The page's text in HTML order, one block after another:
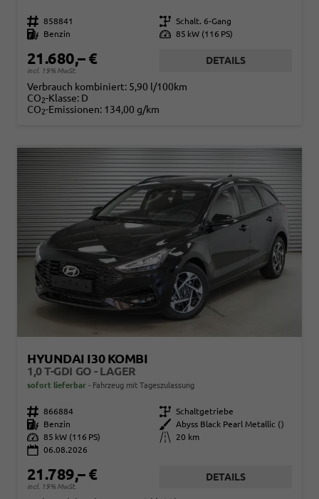
Fahrzeugnr. 858841 Getriebe Schalt. 6-Gang
Kraftstoff
Benzin Leistung 85 kW (116 PS)
21.680,– €
incl. 19% MwSt.
DETAILS
Verbrauch kombiniert: 5,90 l/100km
CO2-Klasse: D
CO2-Emissionen: 134,00 g/km
HYUNDAI I30 KOMBI
1,0 T-GDI GO - LAGER
sofort lieferbar Fahrzeug mit Tageszulassung
Fahrzeugnr. 866884 Getriebe Schaltgetriebe
Kraftstoff
Benzin Außenfarbe
Abyss Black Pearl Metallic ()
Leistung 85 kW (116 PS) Kilometerstand
20 km
06.08.2026
21.789,– €
incl. 19% MwSt.
DETAILS